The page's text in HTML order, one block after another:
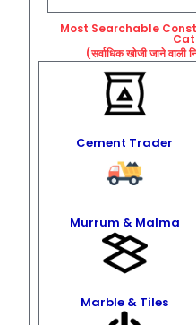
Most Searchable
(सर्वाधिक खोजी जाने वाली
Cement Trader
Murrum & Malma
Marble & Tiles